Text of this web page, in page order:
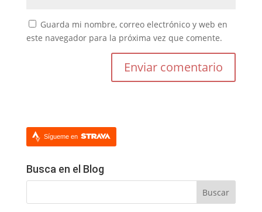
Guarda mi nombre, correo electrónico y web en
este navegador para la próxima vez que comente.
Sígueme en
Busca en el Blog